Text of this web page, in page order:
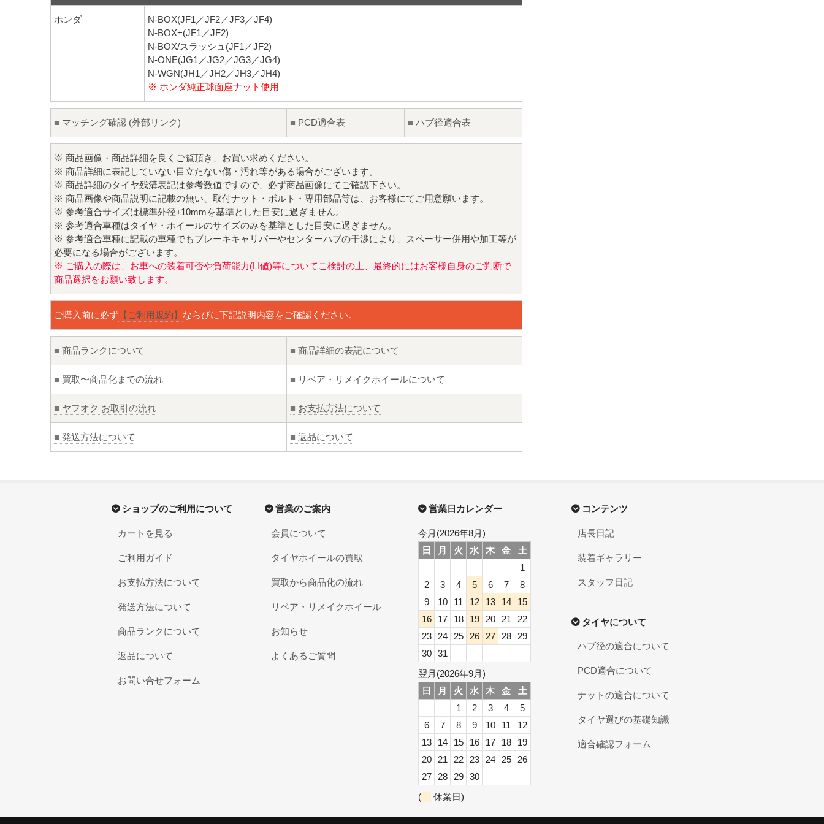
ホンダ
N-BOX(JF1／JF2／JF3／JF4)
N-BOX+(JF1／JF2)
N-BOX/スラッシュ(JF1／JF2)
N-ONE(JG1／JG2／JG3／JG4)
N-WGN(JH1／JH2／JH3／JH4)
※ ホンダ純正球面座ナット使用
■ マッチング確認 (外部リンク) ■ PCD適合表 ■ ハブ径適合表
※ 商品画像・商品詳細を良くご覧頂き、お買い求めください。
※ 商品詳細に表記していない目立たない傷・汚れ等がある場合がございます。
※ 商品詳細のタイヤ残溝表記は参考数値ですので、必ず商品画像にてご確認下さい。
※ 商品画像や商品説明に記載の無い、取付ナット・ボルト・専用部品等は、お客様にてご用意願います。
※ 参考適合サイズは標準外径±10mmを基準とした目安に過ぎません。
※ 参考適合車種はタイヤ・ホイールのサイズのみを基準とした目安に過ぎません。
※ 参考適合車種に記載の車種でもブレーキキャリパーやセンターハブの干渉により、スペーサー併用や加工等が
必要になる場合がございます。
※ ご購入の際は、お車への装着可否や負荷能力(LI値)等についてご検討の上、最終的にはお客様自身のご判断で
商品選択をお願い致します。
ご購入前に必ず 【ご利用規約】 ならびに下記説明内容をご確認ください。
■ 商品ランクについて ■ 商品詳細の表記について
■ 買取〜商品化までの流れ ■ リペア・リメイクホイールについて
■ ヤフオク お取引の流れ ■ お支払方法について
■ 発送方法について ■ 返品について
ショップのご利用について
カートを見る
ご利用ガイド
お支払方法について
発送方法について
商品ランクについて
返品について
お問い合せフォーム
営業のご案内
会員について
タイヤホイールの買取
買取から商品化の流れ
リペア・リメイクホイール
お知らせ
よくあるご質問
コンテンツ
店長日記
装着ギャラリー
スタッフ日記
タイヤについて
ハブ径の適合について
PCD適合について
ナットの適合について
タイヤ選びの基礎知識
適合確認フォーム
営業日カレンダー
今月(2026年8月)
日
月 火 水 木 金
土
1
2
3 4 5 6 7
8
9
10 11 12 13 14
15
16
17 18 19 20 21
22
23
24 25 26 27 28
29
30
31
翌月(2026年9月)
日
月 火 水 木 金
土
1
2 3 4
5
6
7 8 9 10 11
12
13
14 15 16 17 18
19
20
21 22 23 24 25
26
27
28 29
30
(
休業日)